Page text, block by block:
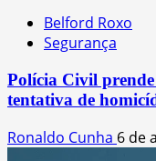
Belford Roxo
Segurança
Polícia Civil
tentativa de
Ronaldo Cunha 6 de